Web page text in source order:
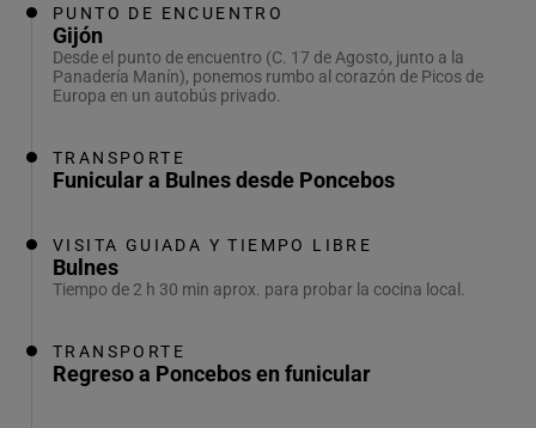
PUNTO DE ENCUENTRO
Gijón
Desde el punto de encuentro (C. 17 de Agosto, junto a la
Panadería Manín), ponemos rumbo al corazón de Picos de
Europa en un autobús privado.
TRANSPORTE
Funicular a Bulnes desde Poncebos
VISITA GUIADA Y TIEMPO LIBRE
Bulnes
Tiempo de 2 h 30 min aprox. para probar la cocina local.
TRANSPORTE
Regreso a Poncebos en funicular